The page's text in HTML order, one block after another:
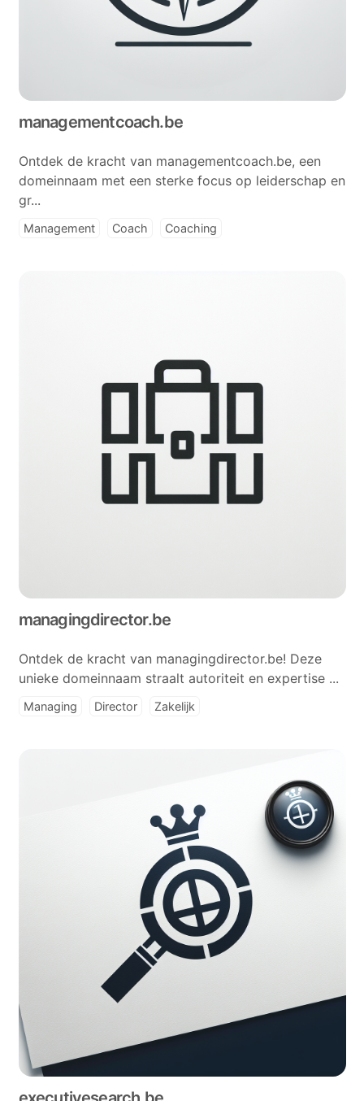
managementcoach.be
Ontdek de kracht van managementcoach.be, een
domeinnaam met een sterke focus op leiderschap en
gr...
Management Coach Coaching
managingdirector.be
Ontdek de kracht van managingdirector.be! Deze
unieke domeinnaam straalt autoriteit en expertise ...
Managing Director Zakelijk